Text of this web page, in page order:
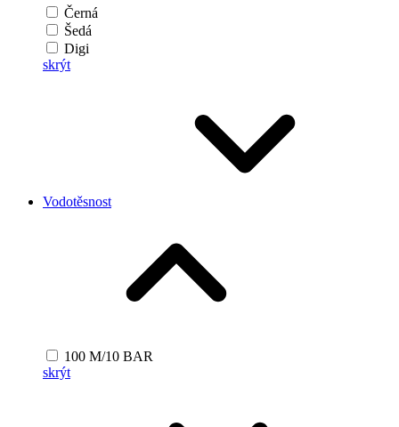
Černá
Šedá
Digi
skrýt
Vodotěsnost
100 M/10 BAR
skrýt